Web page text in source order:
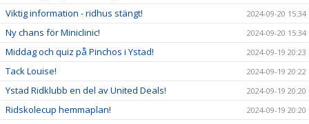
Viktig information - ridhus stängt! 2024-09-20 15:34
Ny chans för Miniclinic! 2024-09-20 15:34
Middag och quiz på Pinchos i Ystad! 2024-09-19 20:23
Tack Louise! 2024-09-19 20:22
Ystad Ridklubb en del av United Deals! 2024-09-19 20:20
Ridskolecup hemmaplan! 2024-09-19 20:20